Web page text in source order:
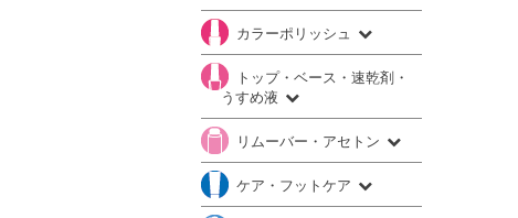
カラーポリッシュ
トップ・ベース・速乾剤・
うすめ液
リムーバー・アセトン
ケア・フットケア